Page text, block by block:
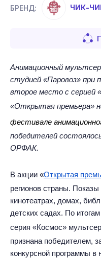
БРЕНД: ЧИК-
Анимационный
студией «Паровоз» при
второе место с серией
«Открытая премьера»
фестивале
победителей
ОРФАК.
В акции «Открытая
регионов страны.
кинотеатрах, домах,
детских садах. По
серия «Космос»
признана победителем,
конкурсной программы